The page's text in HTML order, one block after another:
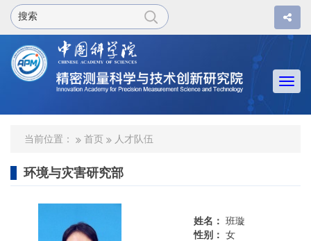
当前位置： 首页 人才队伍
环境与灾害研究部
姓名： 班璇
性别： 女